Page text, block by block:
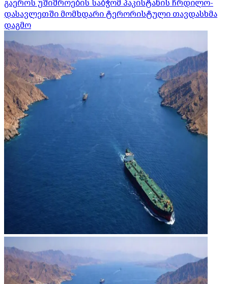
გაეროს უშიშროების საბჭომ პაკისტანის ჩრდილო-
დასავლეთში მომხდარი ტერორისტული თავდასხმა
დაგმო